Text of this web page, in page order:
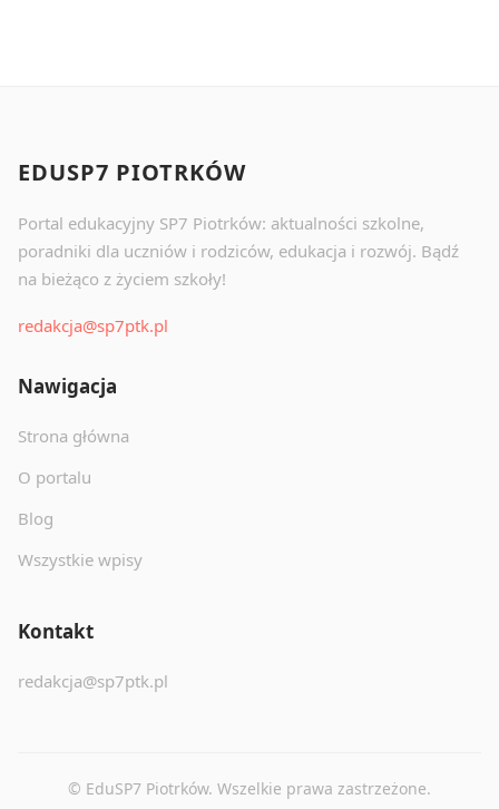
EDUSP7 PIOTRKÓW
Portal edukacyjny SP7 Piotrków: aktualności szkolne,
poradniki dla uczniów i rodziców, edukacja i rozwój. Bądź
na bieżąco z życiem szkoły!
redakcja@sp7ptk.pl
Nawigacja
Strona główna
O portalu
Blog
Wszystkie wpisy
Kontakt
redakcja@sp7ptk.pl
© EduSP7 Piotrków. Wszelkie prawa zastrzeżone.